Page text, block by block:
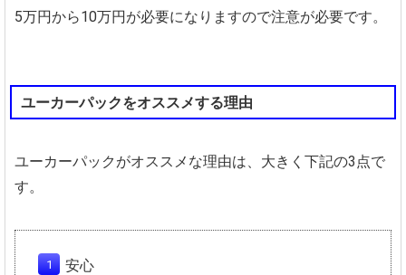
5万円から10万円が必要になりますので注意が必要です。
ユーカーパックをオススメする理由
ユーカーパックがオススメな理由は、大きく下記の3点で
す。
安心